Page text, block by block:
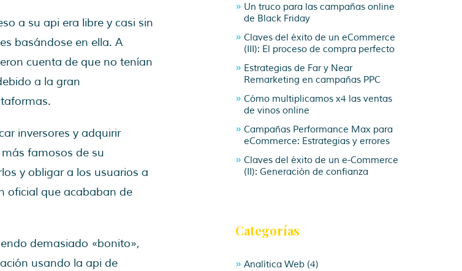
a su api era libre y casi sin
basándose en ella. A
cuenta de que no tenían
a la gran
inversores y adquirir
famosos de su
y obligar a los usuarios a
oficial que acababan de
demasiado «bonito»,
usando la api de
Un truco para las campañas online
de Black Friday
Claves del éxito de un eCommerce
(III): El proceso de compra perfecto
Estrategias de Far y Near
Remarketing en campañas PPC
Cómo multiplicamos x4 las ventas
de vinos online
Campañas Performance Max para
eCommerce: Estrategias y errores
Claves del éxito de un e-Commerce
(II): Generación de confianza
Categorías
Analítica Web (4)